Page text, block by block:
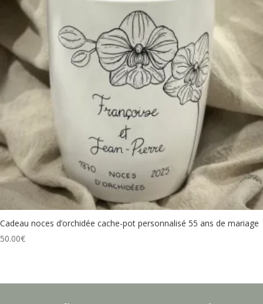
Cadeau noces d’orchidée cache-pot personnalisé 55 ans de mariage
50.00€